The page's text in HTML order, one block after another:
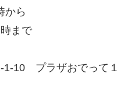
から
まで
10 プラザおでって１